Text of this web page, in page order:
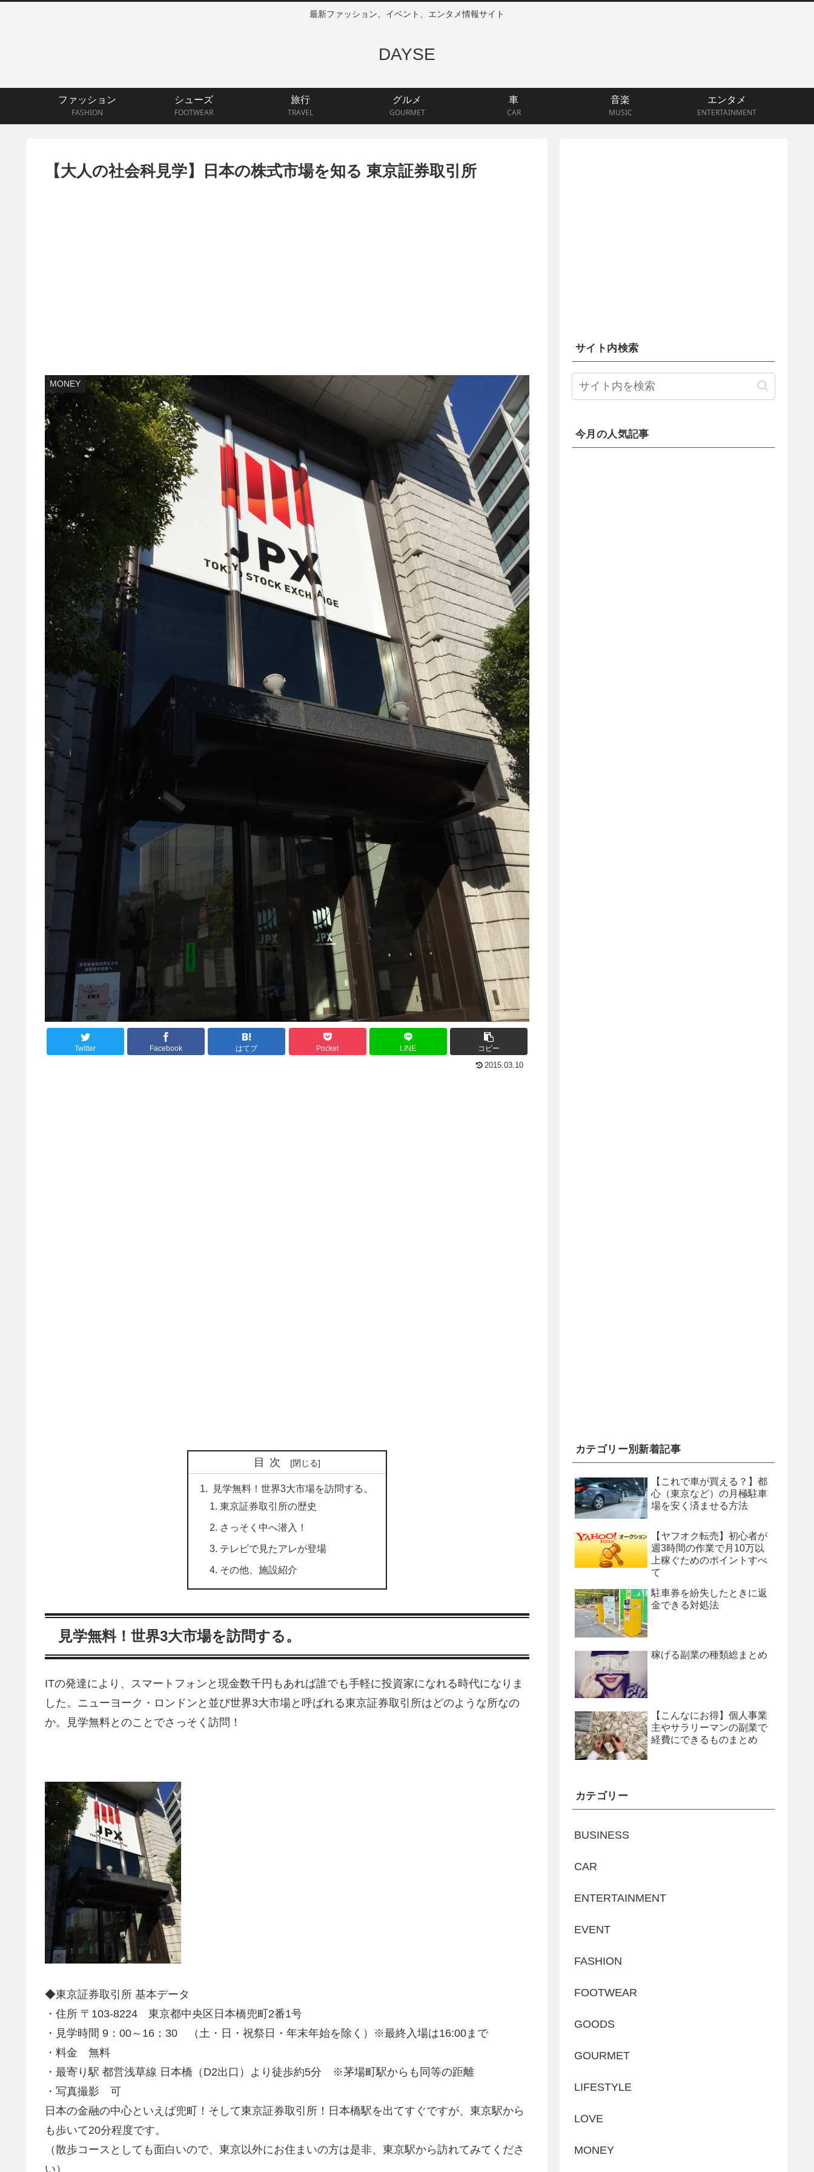
最新ファッション、イベント、エンタメ情報サイト
DAYSE
ファッション
FASHION
シューズ
FOOTWEAR
旅行
TRAVEL
グルメ
GOURMET
車
CAR
音楽
MUSIC
エンタメ
ENTERTAINMENT
【大人の社会科見学】日本の株式市場を知る 東京証券取引所
MONEY
Twitter Facebook はてブ Pocket LINE コピー
2015.03.10
目次
見学無料！世界3大市場を訪問する。
東京証券取引所の歴史
さっそく中へ潜入！
テレビで見たアレが登場
その他、施設紹介
見学無料！世界3大市場を訪問する。
ITの発達により、スマートフォンと現金数千円もあれば誰でも手軽に投資家になれる時代になりま
した。ニューヨーク・ロンドンと並び世界3大市場と呼ばれる東京証券取引所はどのような所なの
か。見学無料とのことでさっそく訪問！
◆東京証券取引所 基本データ
・住所 〒103-8224 東京都中央区日本橋兜町2番1号
・見学時間 9：00～16：30 （土・日・祝祭日・年末年始を除く）※最終入場は16:00まで
・料金 無料
・最寄り駅 都営浅草線 日本橋（D2出口）より徒歩約5分 ※茅場町駅からも同等の距離
・写真撮影 可
日本の金融の中心といえば兜町！そして東京証券取引所！日本橋駅を出てすぐですが、東京駅から
も歩いて20分程度です。
（散歩コースとしても面白いので、東京以外にお住まいの方は是非、東京駅から訪れてみてくださ
い）
サイト内検索
今月の人気記事
カテゴリー別新着記事
【これで車が買える？】都
心（東京など）の月極駐車
場を安く済ませる方法
【ヤフオク転売】初心者が
週3時間の作業で月10万以
上稼ぐためのポイントすべ
て
駐車券を紛失したときに返
金できる対処法
稼げる副業の種類総まとめ
【こんなにお得】個人事業
主やサラリーマンの副業で
経費にできるものまとめ
カテゴリー
BUSINESS
CAR
ENTERTAINMENT
EVENT
FASHION
FOOTWEAR
GOODS
GOURMET
LIFESTYLE
LOVE
MONEY